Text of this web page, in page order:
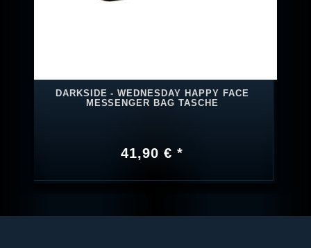
DARKSIDE - WEDNESDAY HAPPY FACE
MESSENGER BAG TASCHE
41,90 € *